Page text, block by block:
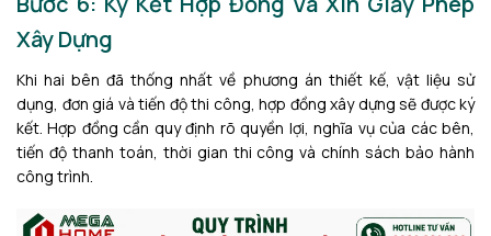
Xây Dựng
Khi hai bên đã thống nhất về phương án thiết kế, vật liệu sử
dụng, đơn giá và tiến độ thi công, hợp đồng xây dựng sẽ được ký
kết. Hợp đồng cần quy định rõ quyền lợi, nghĩa vụ của các bên,
tiến độ thanh toán, thời gian thi công và chính sách bảo hành
công trình.